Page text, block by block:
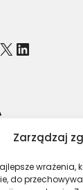
Zarządzaj
wrażenia,
do
X LinkedIn